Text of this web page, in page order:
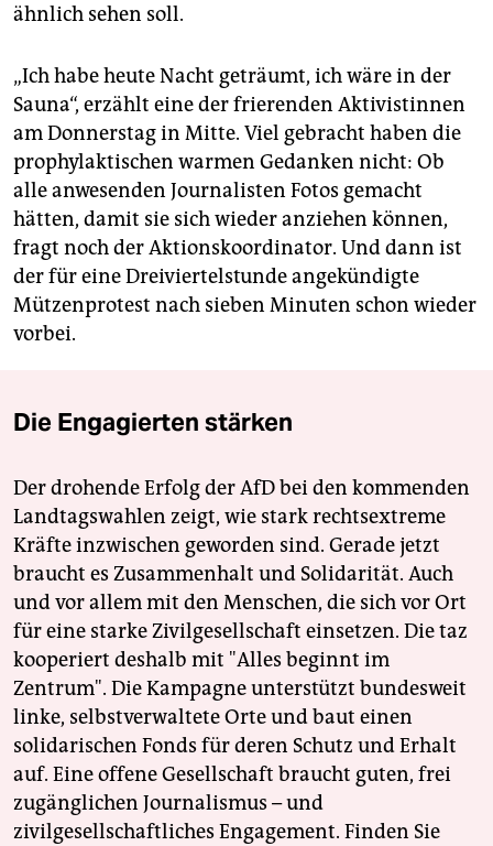
ähnlich sehen soll.
„Ich habe heute Nacht geträumt, ich wäre in der
Sauna“, erzählt eine der frierenden Aktivistinnen
am Donnerstag in Mitte. Viel gebracht haben die
prophylaktischen warmen Gedanken nicht: Ob
alle anwesenden Journalisten Fotos gemacht
hätten, damit sie sich wieder anziehen können,
fragt noch der Aktionskoordinator. Und dann ist
der für eine Dreiviertelstunde angekündigte
Mützenprotest nach sieben Minuten schon wieder
vorbei.
Die Engagierten stärken
Der drohende Erfolg der AfD bei den kommenden
Landtagswahlen zeigt, wie stark rechtsextreme
Kräfte inzwischen geworden sind. Gerade jetzt
braucht es Zusammenhalt und Solidarität. Auch
und vor allem mit den Menschen, die sich vor Ort
für eine starke Zivilgesellschaft einsetzen. Die taz
kooperiert deshalb mit "Alles beginnt im
Zentrum". Die Kampagne unterstützt bundesweit
linke, selbstverwaltete Orte und baut einen
solidarischen Fonds für deren Schutz und Erhalt
auf. Eine offene Gesellschaft braucht guten, frei
zugänglichen Journalismus – und
zivilgesellschaftliches Engagement. Finden Sie